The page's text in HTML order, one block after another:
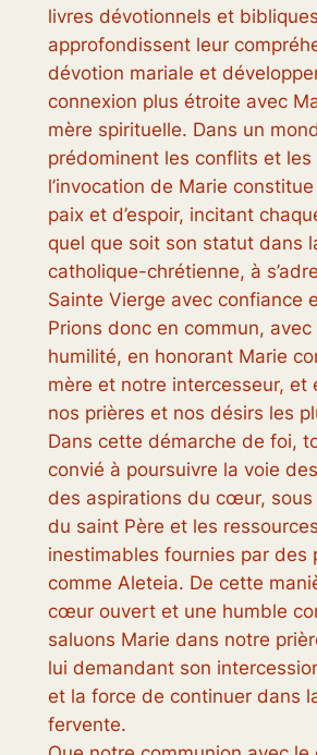
livres dévotionnels et
approfondissent leur
dévotion mariale et
connexion plus étroite avec
mère spirituelle. Dans un
prédominent les conflits et les
l’invocation de Marie
paix et d’espoir, incitant
quel que soit son statut dans
catholique-chrétienne, à
Sainte Vierge avec confiance
Prions donc en commun,
humilité, en honorant Marie
mère et notre intercesseur, et
nos prières et nos désirs les
Dans cette démarche de foi,
convié à poursuivre la voie
des aspirations du cœur, sous
du saint Père et les
inestimables fournies par des
comme Aleteia. De cette
cœur ouvert et une humble
saluons Marie dans notre
lui demandant son
et la force de continuer dans
fervente.